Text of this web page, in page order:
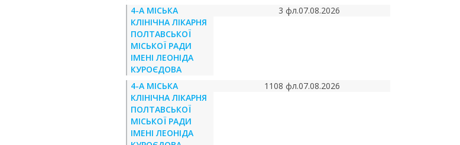
4-А МІСЬКА
КЛІНІЧНА ЛІКАРНЯ
ПОЛТАВСЬКОЇ
МІСЬКОЇ РАДИ
ІМЕНІ ЛЕОНІДА
КУРОЄДОВА
3 фл.07.08.2026
4-А МІСЬКА
КЛІНІЧНА ЛІКАРНЯ
ПОЛТАВСЬКОЇ
МІСЬКОЇ РАДИ
ІМЕНІ ЛЕОНІДА
1108 фл.07.08.2026